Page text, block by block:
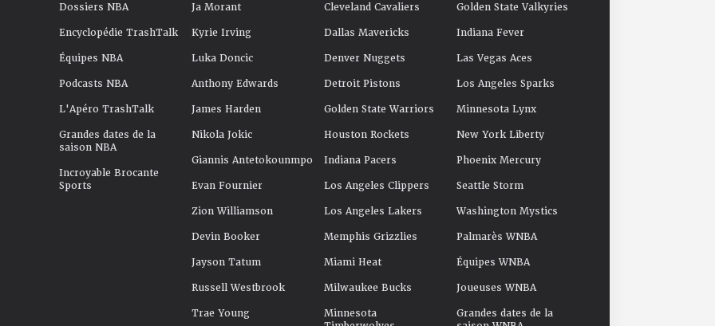
Dossiers NBA
Encyclopédie TrashTalk
Équipes NBA
Podcasts NBA
L'Apéro TrashTalk
Grandes dates de la
saison NBA
Incroyable Brocante
Sports
Ja Morant
Kyrie Irving
Luka Doncic
Anthony Edwards
James Harden
Nikola Jokic
Giannis Antetokounmpo
Evan Fournier
Zion Williamson
Devin Booker
Jayson Tatum
Russell Westbrook
Trae Young
Cleveland Cavaliers
Dallas Mavericks
Denver Nuggets
Detroit Pistons
Golden State Warriors
Houston Rockets
Indiana Pacers
Los Angeles Clippers
Los Angeles Lakers
Memphis Grizzlies
Miami Heat
Milwaukee Bucks
Minnesota
Golden State Valkyries
Indiana Fever
Las Vegas Aces
Los Angeles Sparks
Minnesota Lynx
New York Liberty
Phoenix Mercury
Seattle Storm
Washington Mystics
Palmarès WNBA
Équipes WNBA
Joueuses WNBA
Grandes dates de la